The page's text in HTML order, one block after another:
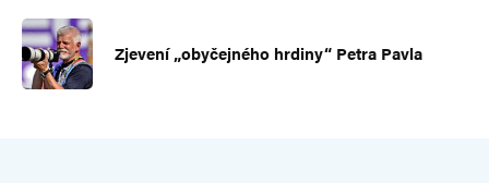
Zjevení „obyčejného hrdiny“ Petra Pavla